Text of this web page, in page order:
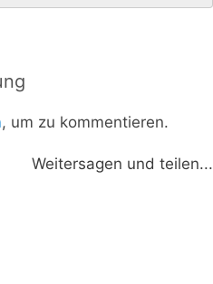
, um zu kommentieren.
Weitersagen und teilen...